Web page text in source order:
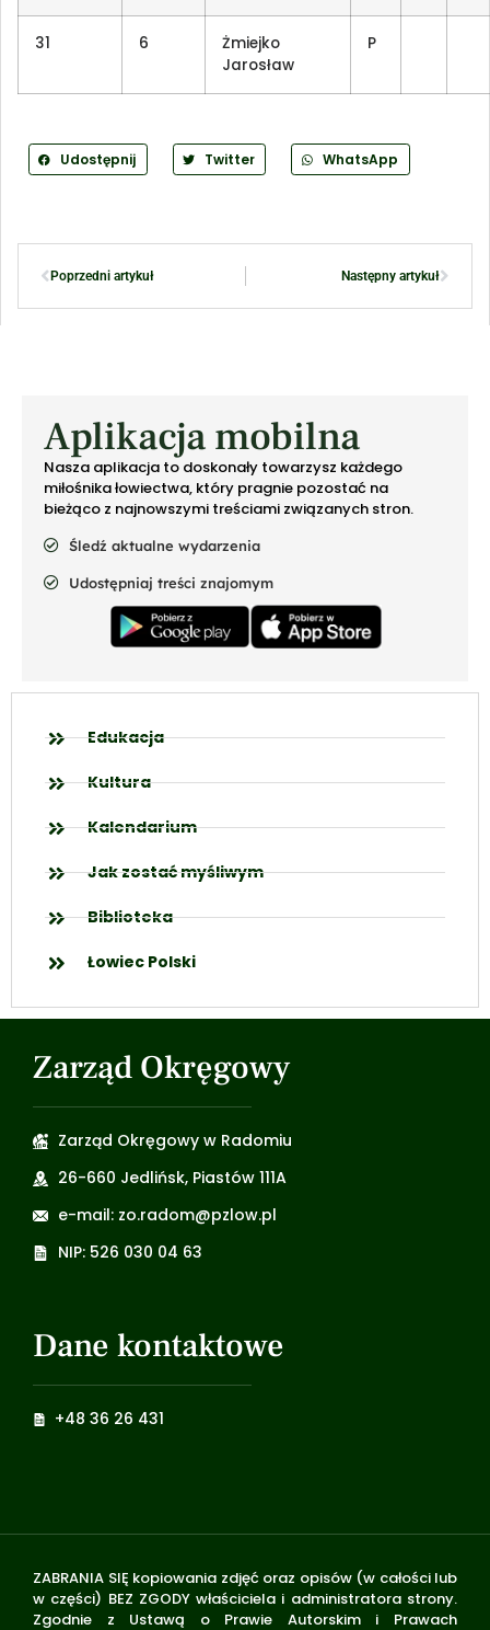
31 6
Żmiejko
Jarosław
P
Udostępnij Twitter WhatsApp
Poprzedni artykuł Następny artykuł
Aplikacja mobilna
Nasza aplikacja to doskonały towarzysz każdego
miłośnika łowiectwa, który pragnie pozostać na
bieżąco z najnowszymi treściami związanych stron.
Śledź aktualne wydarzenia
Udostępniaj treści znajomym
Edukacja
Kultura
Kalendarium
Jak zostać myśliwym
Biblioteka
Łowiec Polski
Zarząd Okręgowy
Zarząd Okręgowy w Radomiu
26-660 Jedlińsk, Piastów 111A
e-mail: zo.radom@pzlow.pl
NIP: 526 030 04 63
Dane kontaktowe
+48 36 26 431
ZABRANIA SIĘ kopiowania zdjęć oraz opisów (w całości lub
w części) BEZ ZGODY właściciela i administratora strony.
Zgodnie z Ustawą o Prawie Autorskim i Prawach